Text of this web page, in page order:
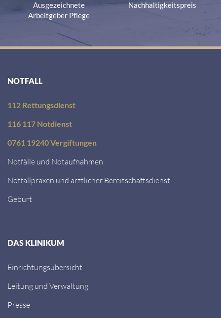
Ausgezeichnete
Arbeitgeber Pflege
Nachhaltigkeitspreis
NOTFALL
112 Rettungsdienst
116 117 Notdienst
0761 19240 Vergiftungen
Notfälle und Notaufnahmen
Notfallpraxen und ärztlicher Bereitschaftsdienst
Geburt
DAS KLINIKUM
Einrichtungsübersicht
Leitung und Verwaltung
Presse